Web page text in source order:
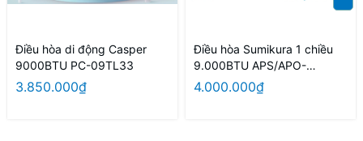
Điều hòa di động Casper
9000BTU PC-09TL33
3.850.000₫
Điều hòa Sumikura 1 chiều
9.000BTU APS/APO-
092/Morandi
4.000.000₫